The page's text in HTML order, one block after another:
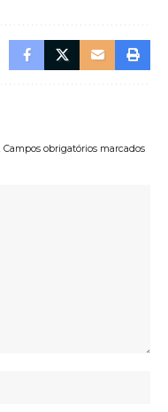
Campos obrigatórios marcados